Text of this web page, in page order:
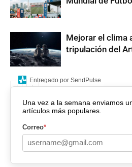
Mejorar el clima
tripulación del
Una vez a la semana enviamos
artículos más populares.
Correo*
Entregado por SendPulse